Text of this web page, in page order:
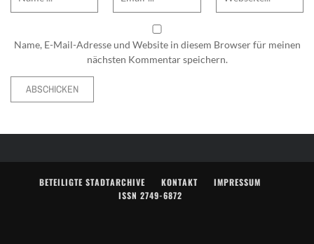
Name, E-Mail-Adresse und Website in diesem Browser für meinen
nächsten Kommentar speichern.
BETEILIGTE STADTARCHIVE KONTAKT
IMPRESSUM
ISSN 2749-6872